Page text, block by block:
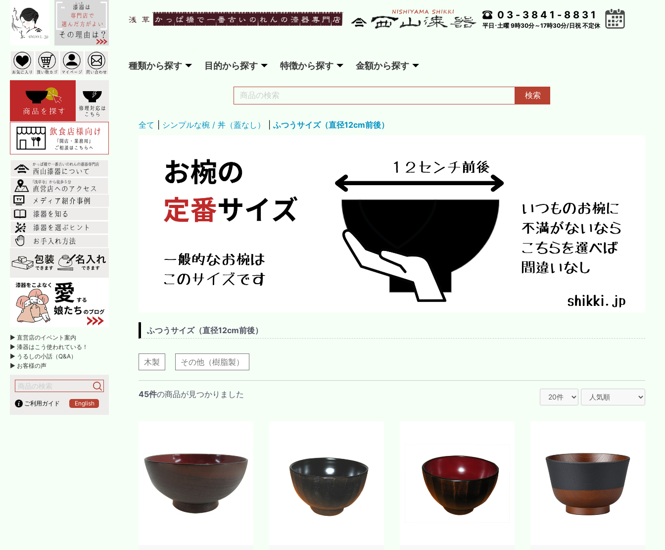
► 直営店のイベント案内
► 漆器はこう使われている！
► うるしの小話（Q&A）
► お客様の声
ご利用ガイド English
03-3841-8831
平日･土曜 9時30分～17時30分/日祝 不定休
種類から探す 目的から探す 特徴から探す 金額から探す
検索
全て シンプルな椀 / 丼（蓋なし） ふつうサイズ（直径12cm前後）
ふつうサイズ（直径12cm前後）
木製 その他（樹脂製）
45件の商品が見つかりました